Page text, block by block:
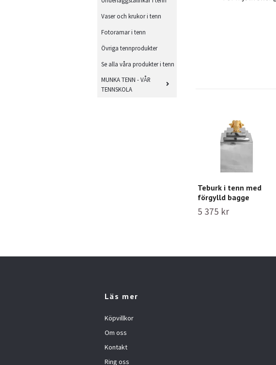
Vaser och krukor i tenn
Fotoramar i tenn
Övriga tennprodukter
Se alla våra produkter i tenn
MUNKA TENN - VÅR
TENNSKOLA
Teburk i tenn med
förgylld bagge
5 375 kr
Läs mer
Köpvillkor
Om oss
Kontakt
Ring oss